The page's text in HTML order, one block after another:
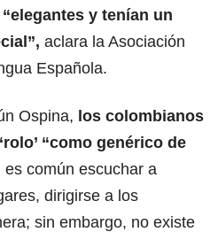
y tenían un
aclara la Asociación
Española.
Ospina, los colombianos
“como genérico de
es común escuchar a
dirigirse a los
sin embargo, no existe